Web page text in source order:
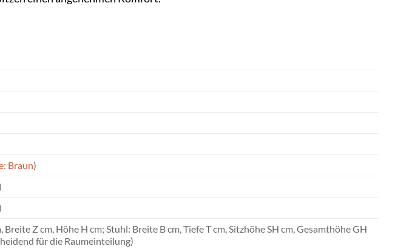
Braun)
Breite Z cm, Höhe H cm; Stuhl: Breite B cm, Tiefe T cm, Sitzhöhe SH cm, Gesamthöhe GH
für die Raumeinteilung)